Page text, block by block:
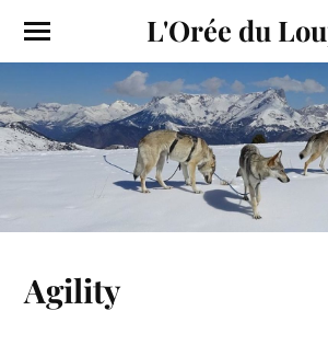
L'Orée du
Agility